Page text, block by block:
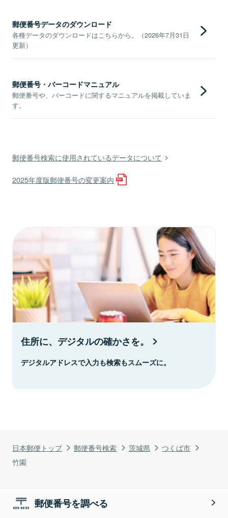
日本郵便トップ 郵便番号検索 茨城県
つくば市
竹園
郵便番号データのダウンロード
各種データのダウンロードはこちらから。（2026年7月31日
更新）
郵便番号・バーコードマニュアル
郵便番号や、バーコードに関するマニュアルを掲載していま
す。
郵便番号検索に使用されているデータについて
2025年度版郵便番号の変更案内
住所に、デジタルの確かさを。
デジタルアドレスで入力も検索もスムーズに。
郵便番号を調べる